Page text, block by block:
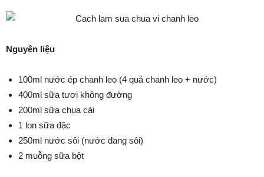
Nguyên liệu
100ml nước ép chanh leo (4 quả chanh leo + nước)
400ml sữa tươi không đường
200ml sữa chua cái
1 lon sữa đặc
250ml nước sôi (nước đang sôi)
2 muỗng sữa bột